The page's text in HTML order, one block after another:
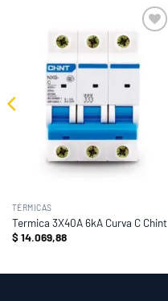
TÉRMICAS
Termica 3X40A 6kA Curva C Chint
$14.069,88